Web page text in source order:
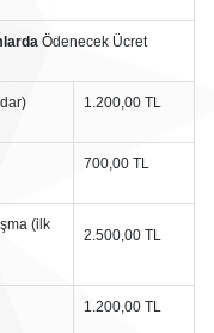
Ödenecek Ücret
1.200,00 TL
700,00 TL
(ilk
2.500,00 TL
1.200,00 TL